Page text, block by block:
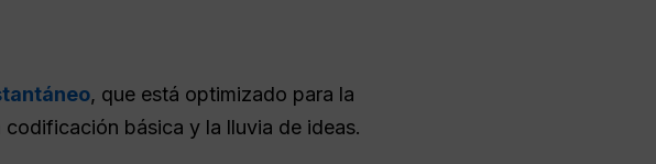
, que está optimizado para la
básica y la lluvia de ideas.